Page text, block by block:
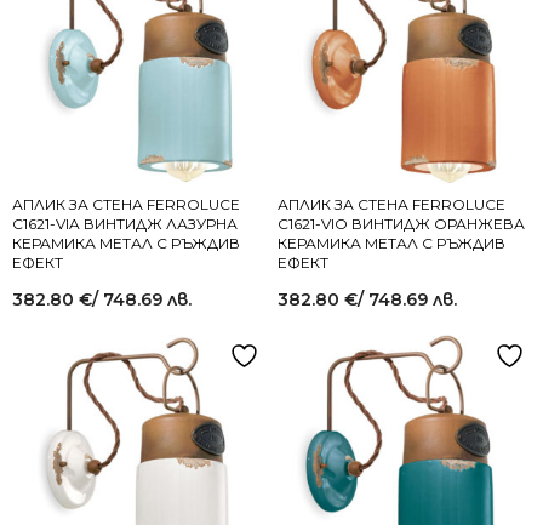
АПЛИК ЗА СТЕНА FERROLUCE
C1621-VIA ВИНТИДЖ ЛАЗУРНА
КЕРАМИКА МЕТАЛ С РЪЖДИВ
ЕФЕКТ
382.80 €/ 748.69 лв.
АПЛИК ЗА СТЕНА FERROLUCE
C1621-VIO ВИНТИДЖ ОРАНЖЕВА
КЕРАМИКА МЕТАЛ С РЪЖДИВ
ЕФЕКТ
382.80 €/ 748.69 лв.